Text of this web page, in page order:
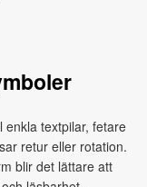
enkla textpilar, fetare
retur eller rotation.
blir det lättare att